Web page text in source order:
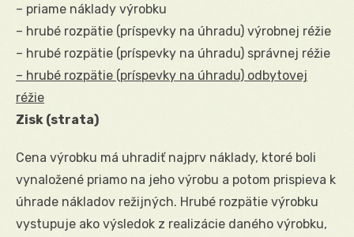
– priame náklady výrobku
– hrubé rozpätie (príspevky na úhradu) výrobnej réžie
– hrubé rozpätie (príspevky na úhradu) správnej réžie
– hrubé rozpätie (príspevky na úhradu) odbytovej
réžie
Zisk (strata)
Cena výrobku má uhradiť najprv náklady, ktoré boli
vynaložené priamo na jeho výrobu a potom prispieva k
úhrade nákladov režijných. Hrubé rozpätie výrobku
vystupuje ako výsledok z realizácie daného výrobku,